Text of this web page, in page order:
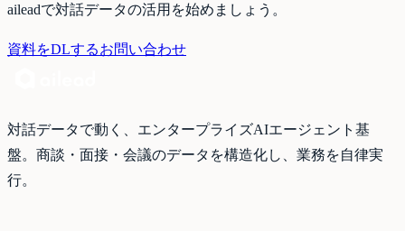
aileadで対話データの活用を始めましょう。
資料をDLするお問い合わせ
対話データで動く、エンタープライズAIエージェント基
盤。商談・面接・会議のデータを構造化し、業務を自律実
行。